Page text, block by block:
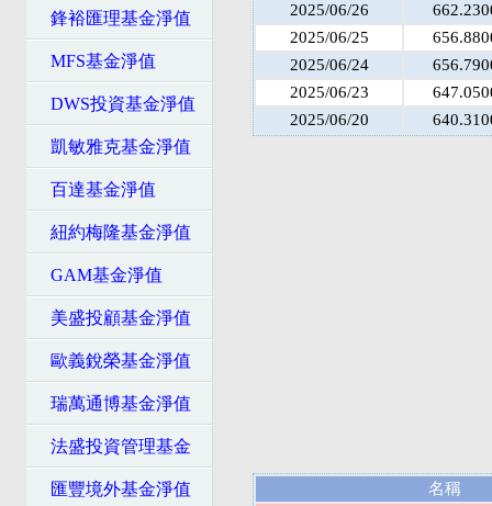
鋒裕匯理基金淨值
MFS基金淨值
DWS投資基金淨值
凱敏雅克基金淨值
百達基金淨值
紐約梅隆基金淨值
GAM基金淨值
美盛投顧基金淨值
歐義銳榮基金淨值
瑞萬通博基金淨值
法盛投資管理基金
匯豐境外基金淨值
2025/06/26
2025/06/25
2025/06/24
2025/06/23
2025/06/20
名稱